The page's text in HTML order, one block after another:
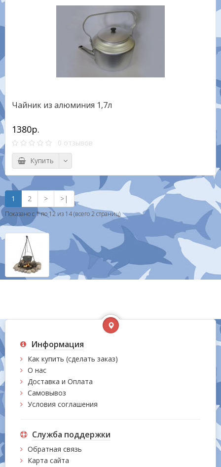
Чайник из алюминия 1,7л
1380р.
0 отзывов
Купить
1 2 > >|
Показано с 1 по 12 из 14 (всего 2 страниц)
Информация
Как купить (сделать заказ)
О нас
Доставка и Оплата
Самовывоз
Условия соглашения
Служба поддержки
Обратная связь
Карта сайта